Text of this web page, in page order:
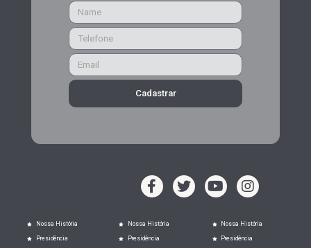
Cadastrar
Nossa História
Presidência
Nossa História
Presidência
Nossa História
Presidência